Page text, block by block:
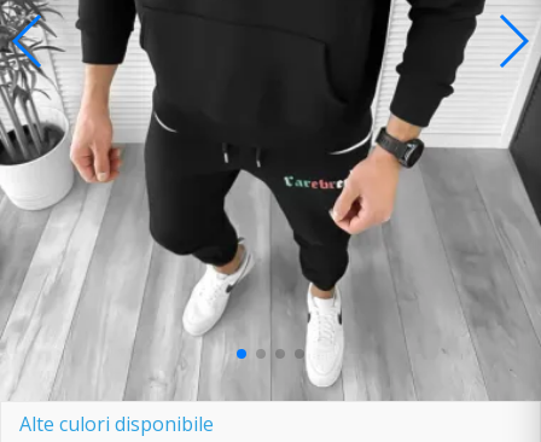
Alte culori disponibile